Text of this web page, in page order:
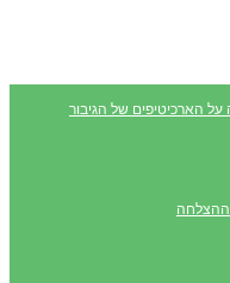
הארכיטיפים של הגיבור
ההצלחה